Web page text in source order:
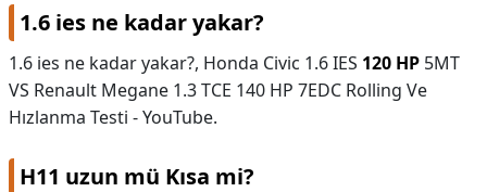
1.6 ies ne kadar yakar?
1.6 ies ne kadar yakar?, Honda Civic 1.6 IES 120 HP 5MT
VS Renault Megane 1.3 TCE 140 HP 7EDC Rolling Ve
Hızlanma Testi - YouTube.
H11 uzun mü Kısa mi?